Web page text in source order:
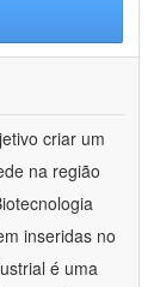
criar um
na região
inseridas no
é uma